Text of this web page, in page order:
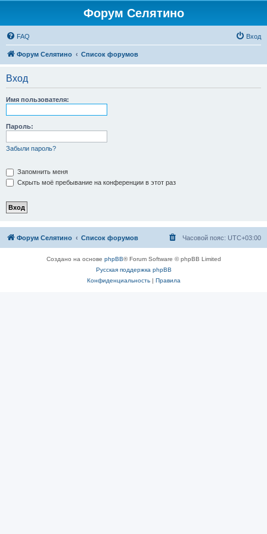
Форум Селятино
FAQ Вход
Форум Селятино Список форумов
Вход
Имя пользователя:
Пароль:
Забыли пароль?
Запомнить меня
Скрыть моё пребывание на конференции в этот раз
Форум Селятино Список форумов Часовой пояс: UTC+03:00
Создано на основе phpBB® Forum Software © phpBB Limited
Русская поддержка phpBB
Конфиденциальность| Правила